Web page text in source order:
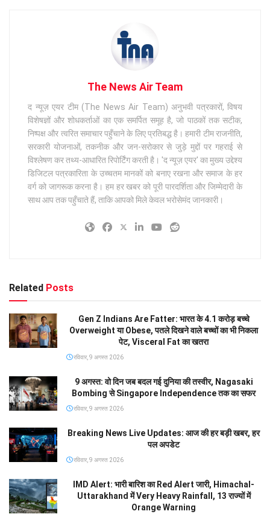
The News Air Team
द न्यूज़ एयर टीम (The News Air Team) अनुभवी पत्रकारों, विषय
विशेषज्ञों और शोधकर्ताओं का एक समर्पित समूह है, जो पाठकों तक सटीक,
निष्पक्ष और त्वरित समाचार पहुँचाने के लिए प्रतिबद्ध है। हमारी टीम राजनीति,
सरकारी योजनाओं, तकनीक और जन-सरोकार से जुड़े मुद्दों पर गहराई से
विश्लेषण कर तथ्य-आधारित रिपोर्टिंग करती है। 'द न्यूज़ एयर' का मुख्य उद्देश्य
डिजिटल पत्रकारिता के उच्चतम मानकों को बनाए रखना और समाज के हर
वर्ग को जागरूक करना है। हम हर खबर को पूरी पारदर्शिता और जिम्मेदारी के
साथ आप तक पहुँचाते हैं, ताकि आपको मिले केवल भरोसेमंद जानकारी।
Related Posts
Gen Z Indians Are Fatter: भारत के 4.1 करोड़ बच्चे
Overweight या Obese, पतले दिखने वाले बच्चों का भी निकला
पेट, Visceral Fat का खतरा
रविवार, 9 अगस्त 2026
9 अगस्त: वो दिन जब बदल गई दुनिया की तस्वीर, Nagasaki
Bombing से Singapore Independence तक का सफर
रविवार, 9 अगस्त 2026
Breaking News Live Updates: आज की हर बड़ी खबर, हर
पल अपडेट
रविवार, 9 अगस्त 2026
IMD Alert: भारी बारिश का Red Alert जारी, Himachal-
Uttarakhand में Very Heavy Rainfall, 13 राज्यों में
Orange Warning